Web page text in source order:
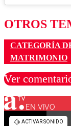
OTROS
CATEGORÍA
MATRIMONIO
Ver
Los
EN VIVO